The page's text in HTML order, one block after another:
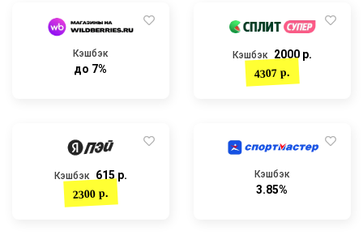
Кэшбэк
до 7%
Кэшбэк 2000 р.
4307 р.
Кэшбэк 615 р.
2300 р.
Кэшбэк
3.85%